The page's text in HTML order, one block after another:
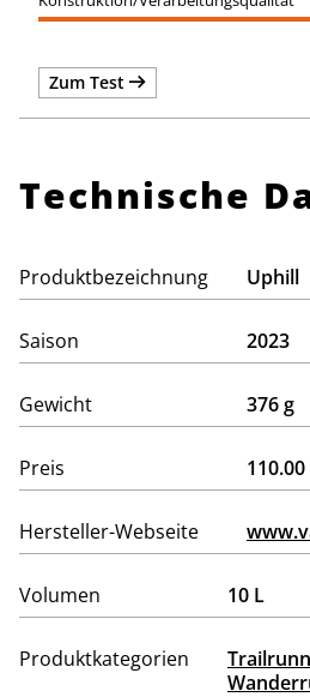
Zum Test
Technische
Produktbezeichnung Uphill
Saison 2023
Gewicht 376 g
Preis 110.00
Hersteller-Webseite
Volumen 10 L
Produktkategorien